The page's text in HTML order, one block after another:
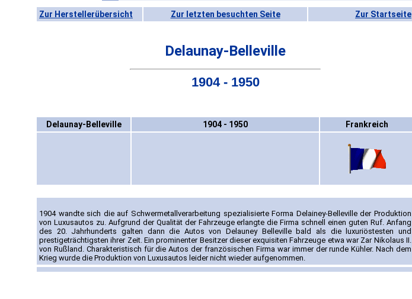
Zur Herstellerübersicht Zur letzten besuchten Seite Zur Startseite
Delaunay-Belleville
1904 - 1950
Delaunay-Belleville 1904 - 1950 Frankreich
1904 wandte sich die auf Schwermetallverarbeitung spezialisierte Forma Delainey-Belleville der Produktion
von Luxusautos zu. Aufgrund der Qualität der Fahrzeuge erlangte die Firma schnell einen guten Ruf. Anfang
des 20. Jahrhunderts galten dann die Autos von Delauney Belleville bald als die luxuriöstesten und
prestigeträchtigsten ihrer Zeit. Ein prominenter Besitzer dieser exquisiten Fahrzeuge etwa war Zar Nikolaus II.
von Rußland. Charakteristisch für die Autos der französischen Firma war immer der runde Kühler. Nach dem
Krieg wurde die Produktion von Luxusautos leider nicht wieder aufgenommen.